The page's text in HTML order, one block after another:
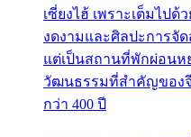
เซี่ยงไฮ้ เพราะเต็มไป
งดงามและศิลปะการจั
แต่เป็นสถานที่พักผ่อนห
วัฒนธรรมที่สำคัญของ
กว่า 400 ปี